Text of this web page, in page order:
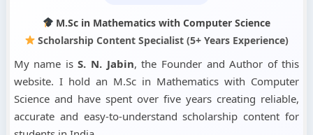
M.Sc in Mathematics with Computer Science
Scholarship Content Specialist (5+ Years Experience)
My name isS. N. Jabin, the Founder and Author of this
website. I hold an M.Sc in Mathematics with Computer
Science and have spent over five years creating reliable,
accurate and easy-to-understand scholarship content for